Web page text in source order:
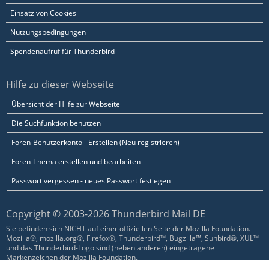
Einsatz von Cookies
Nutzungsbedingungen
Spendenaufruf für Thunderbird
Hilfe zu dieser Webseite
Übersicht der Hilfe zur Webseite
Die Suchfunktion benutzen
Foren-Benutzerkonto - Erstellen (Neu registrieren)
Foren-Thema erstellen und bearbeiten
Passwort vergessen - neues Passwort festlegen
Copyright © 2003-2026 Thunderbird Mail DE
Sie befinden sich NICHT auf einer offiziellen Seite der Mozilla Foundation.
Mozilla®, mozilla.org®, Firefox®, Thunderbird™, Bugzilla™, Sunbird®, XUL™
und das Thunderbird-Logo sind (neben anderen) eingetragene
Markenzeichen der Mozilla Foundation.